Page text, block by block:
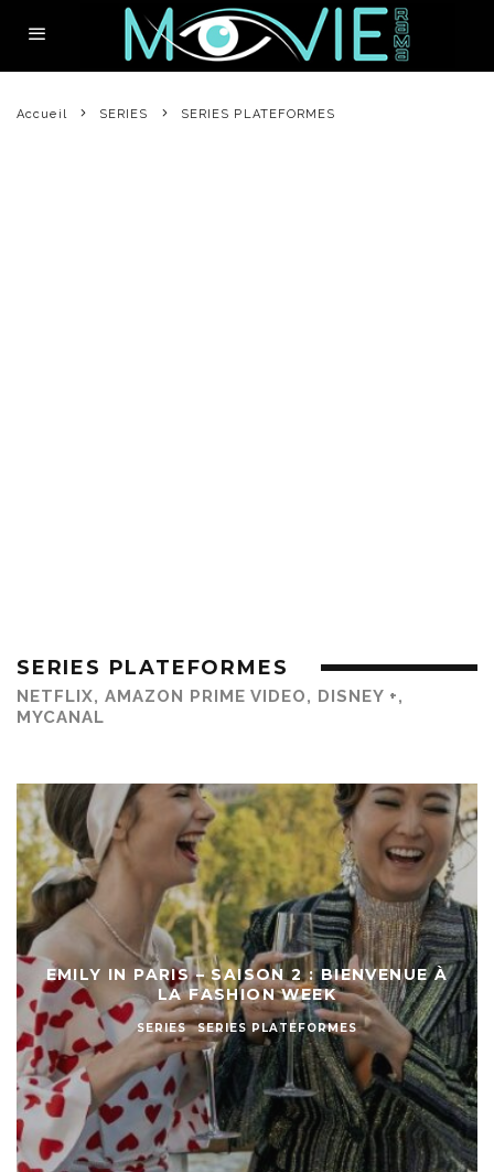
Accueil SERIES SERIES PLATEFORMES
SERIES PLATEFORMES
NETFLIX, AMAZON PRIME VIDEO, DISNEY +,
MYCANAL
EMILY IN PARIS – SAISON 2 : BIENVENUE À
LA FASHION WEEK
SERIES SERIES PLATEFORMES